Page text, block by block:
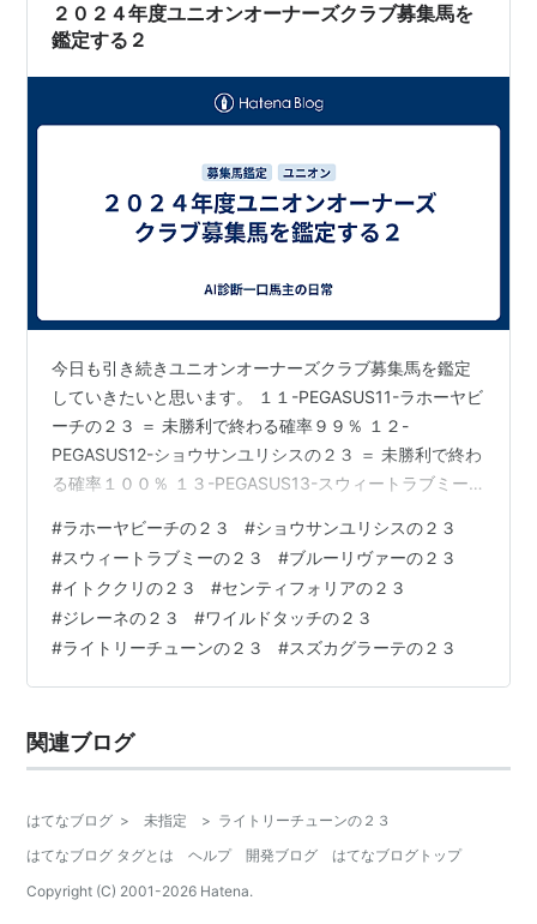
２０２４年度ユニオンオーナーズクラブ募集馬を
鑑定する２
今日も引き続きユニオンオーナーズクラブ募集馬を鑑定
していきたいと思います。 １１-PEGASUS11-ラホーヤビ
ーチの２３ ＝ 未勝利で終わる確率９９％ １２-
PEGASUS12-ショウサンユリシスの２３ ＝ 未勝利で終わ
る確率１００％ １３-PEGASUS13-スウィートラブミー
PEGASUS14-ブルーリヴァーの２３ ＝ ３勝以上する確率
１００％ １５-PEGASUS15-イトククリの２３ ＝ ３勝以
上する確率９９％ １６-PEGASUS16-センティフォリア
の２３ ＝ ３勝以上する確率９８％ １７-PEGASUS17-ジ
レーネの２３ ＝ 未勝…
#ラホーヤビーチの２３ #ショウサンユリシスの２３
#スウィートラブミーの２３ #ブルーリヴァーの２３
#イトククリの２３ #センティフォリアの２３
#ジレーネの２３ #ワイルドタッチの２３
#ライトリーチューンの２３ #スズカグラーテの２３
関連ブログ
はてなブログ > 未指定 > ライトリーチューンの２３
はてなブログ タグとは
ヘルプ 開発ブログ
はてなブログトップ
Copyright (C) 2001-2026 Hatena.